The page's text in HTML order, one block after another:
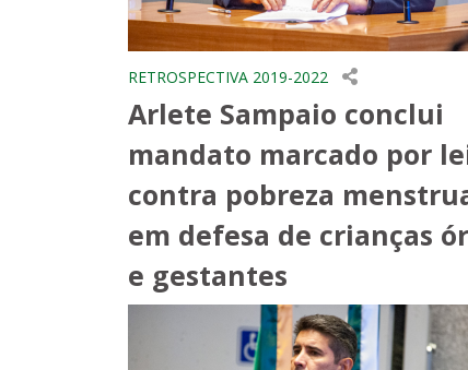
RETROSPECTIVA 2019-2022
Arlete Sampaio conclui
mandato marcado por
contra pobreza
em defesa de crianças
e gestantes